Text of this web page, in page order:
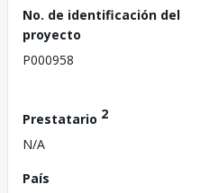
No. de identificación del
proyecto
P000958
Prestatario 2
N/A
País